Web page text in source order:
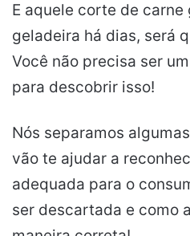
E aquele corte de carne
geladeira há dias, será
Você não precisa ser
para descobrir isso!
Nós separamos
vão te ajudar a
adequada para o
ser descartada e como